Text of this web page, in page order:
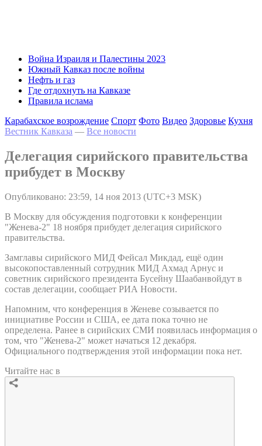
Война Израиля и Палестины 2023
Южный Кавказ после войны
Нефть и газ
Где отдохнуть на Кавказе
Правила ислама
Карабахское возрождение Спорт Фото Видео Здоровье Кухня
Вестник Кавказа — Все новости
Делегация сирийского правительства
прибудет в Москву
Опубликовано: 23:59, 14 ноя 2013 (UTC+3 MSK)
В Москву для обсуждения подготовки к конференции
"Женева-2" 18 ноября прибудет делегация сирийского
правительства.
Замглавы сирийского МИД Фейсал Микдад, ещё один
высокопоставленный сотрудник МИД Ахмад Арнус и
советник сирийского президента Бусейну Шаабанвойдут в
состав делегации, сообщает РИА Новости.
Напомним, что конференция в Женеве созывается по
инициативе России и США, ее дата пока точно не
определена. Ранее в сирийских СМИ появилась информация о
том, что "Женева-2" может начаться 12 декабря.
Официального подтверждения этой информации пока нет.
Читайте нас в